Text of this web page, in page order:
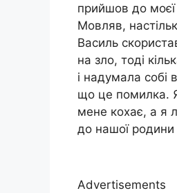
прийшов до моєї
Мовляв,
Василь
на зло, тоді
і надумала собі
що це помилка.
мене кохає, а я
до нашої
Advertisements